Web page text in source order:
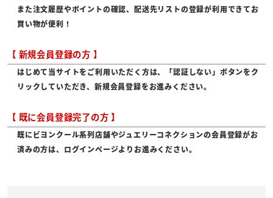
また注文履歴やポイントの確認、配送先リストの登録が利用できてお
買い物が便利！
【 新規会員登録の方 】
はじめて当サイトをご利用いただく方は、「認証しない」ボタンをク
リックしていただき、新規会員登録をお進みください。
【 既に会員登録完了の方 】
既にビヨンクール系列店舗やジュエリーコネクションの会員登録がお
済みの方は、ログインページよりお進みください。